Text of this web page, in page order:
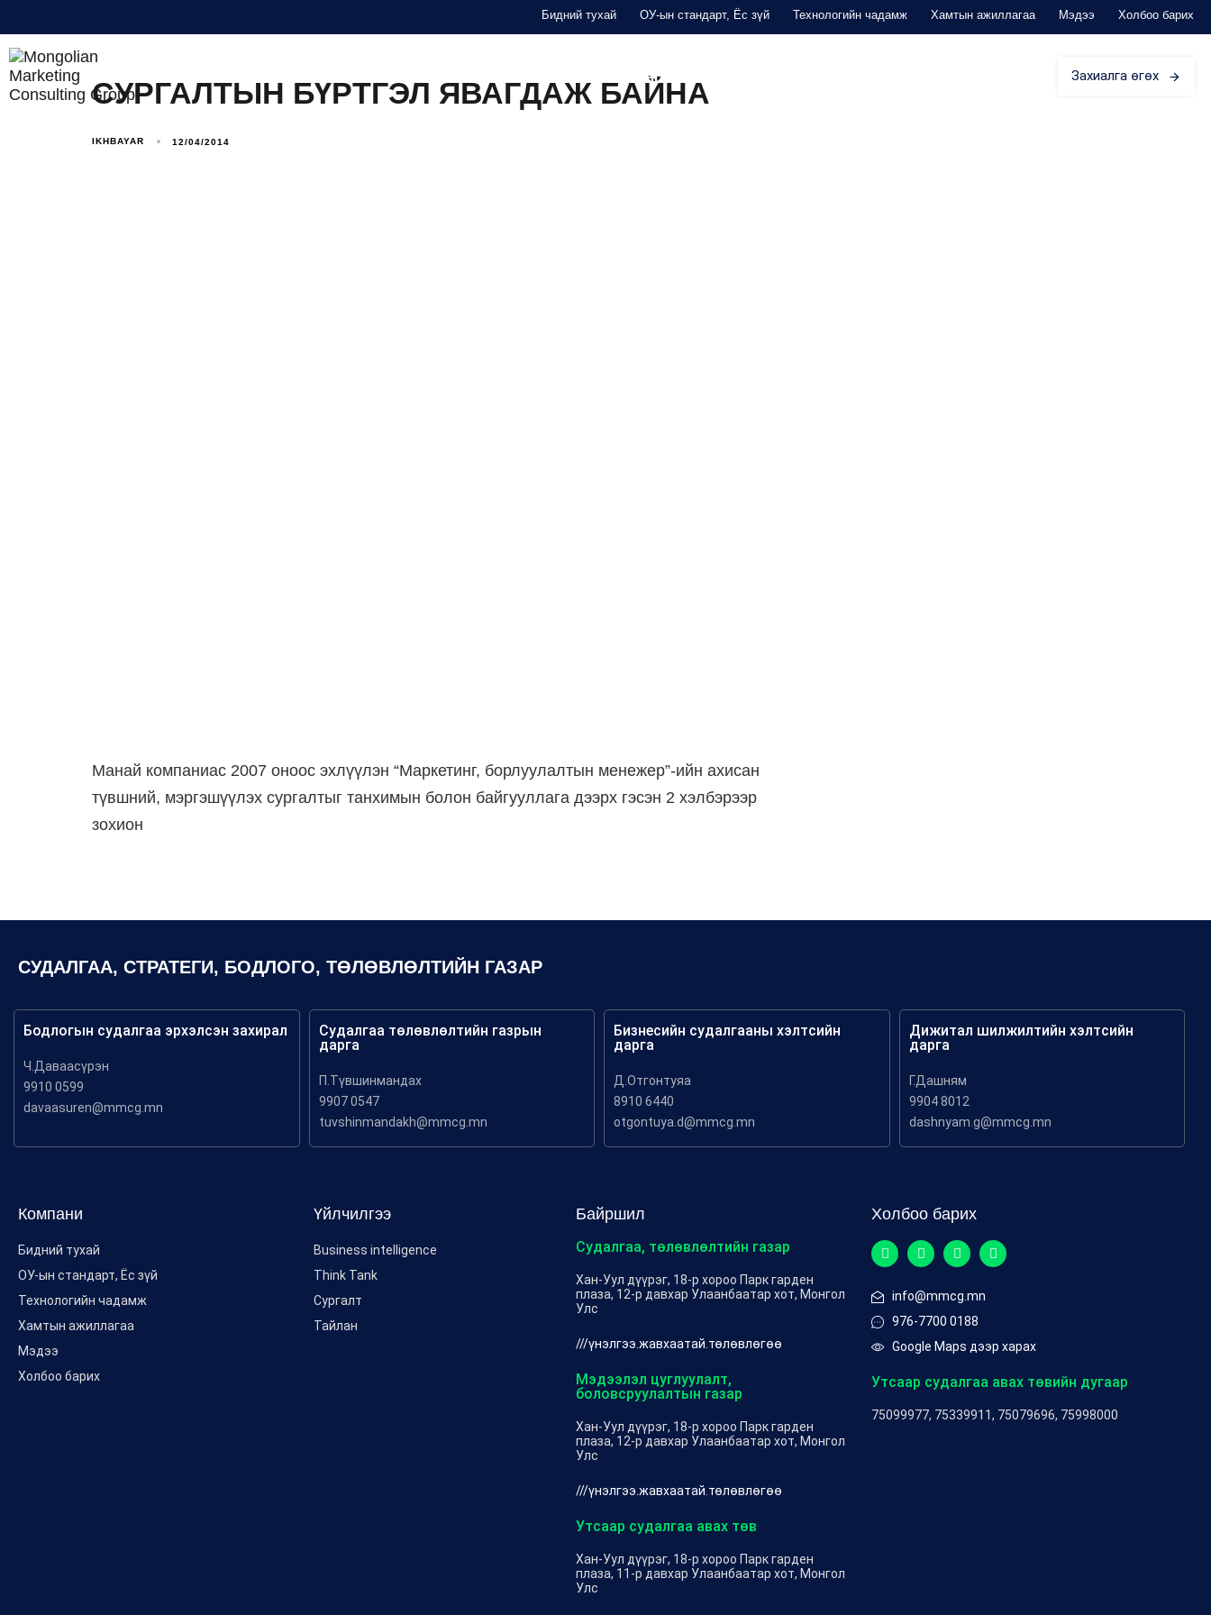
Бидний тухай ОУ-ын стандарт, Ёс зүй Технологийн чадамж Хамтын ажиллагаа Мэдээ Холбоо барих
ТАЙЛАН Захиалга өгөх
СУРГАЛТЫН БҮРТГЭЛ ЯВАГДАЖ БАЙНА
IKHBAYAR 12/04/2014
Манай компаниас 2007 оноос эхлүүлэн “Маркетинг, борлуулалтын менежер”-ийн ахисан
түвшний, мэргэшүүлэх сургалтыг танхимын болон байгууллага дээрх гэсэн 2 хэлбэрээр
зохион
СУДАЛГАА, СТРАТЕГИ, БОДЛОГО, ТӨЛӨВЛӨЛТИЙН ГАЗАР
Бодлогын судалгаа эрхэлсэн захирал
Ч.Даваасүрэн
9910 0599
davaasuren@mmcg.mn
Судалгаа төлөвлөлтийн газрын
дарга
П.Түвшинмандах
9907 0547
tuvshinmandakh@mmcg.mn
Бизнесийн судалгааны хэлтсийн
дарга
Д.Отгонтуяа
8910 6440
otgontuya.d@mmcg.mn
Дижитал шилжилтийн хэлтсийн
дарга
Г.Дашням
9904 8012
dashnyam.g@mmcg.mn
Компани
Бидний тухай
ОУ-ын стандарт, Ёс зүй
Технологийн чадамж
Хамтын ажиллагаа
Мэдээ
Холбоо барих
Үйлчилгээ
Business intelligence
Think Tank
Сургалт
Тайлан
Байршил
Судалгаа, төлөвлөлтийн газар
Хан-Уул дүүрэг, 18-р хороо Парк гарден
плаза, 12-р давхар Улаанбаатар хот, Монгол
Улс
///үнэлгээ.жавхаатай.төлөвлөгөө
Мэдээлэл цуглуулалт,
боловсруулалтын газар
Хан-Уул дүүрэг, 18-р хороо Парк гарден
плаза, 12-р давхар Улаанбаатар хот, Монгол
Улс
///үнэлгээ.жавхаатай.төлөвлөгөө
Утсаар судалгаа авах төв
Хан-Уул дүүрэг, 18-р хороо Парк гарден
плаза, 11-р давхар Улаанбаатар хот, Монгол
Улс
Холбоо барих
info@mmcg.mn
976-7700 0188
Google Maps дээр харах
Утсаар судалгаа авах төвийн дугаар
75099977, 75339911, 75079696, 75998000